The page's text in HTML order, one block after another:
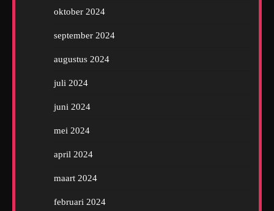
oktober 2024
september 2024
augustus 2024
juli 2024
juni 2024
mei 2024
april 2024
maart 2024
februari 2024